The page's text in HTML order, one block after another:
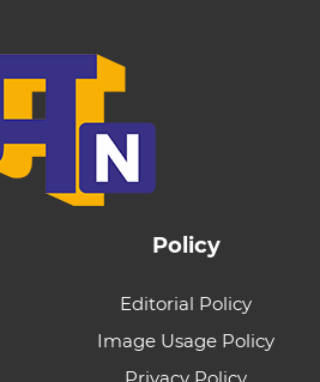
Policy
Editorial Policy
Image Usage Policy